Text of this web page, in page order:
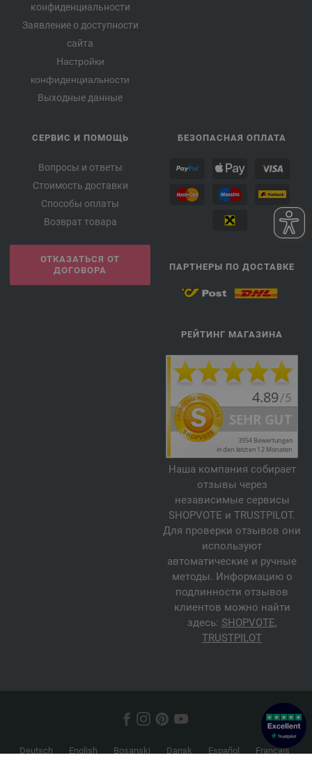
конфиденциальности
Заявление о доступности
сайта
Настройки
конфиденциальности
Выходные данные
СЕРВИС И ПОМОЩЬ
Вопросы и ответы
Стоимость доставки
Способы оплаты
Возврат товара
ОТКАЗАТЬСЯ ОТ
ДОГОВОРА
БЕЗОПАСНАЯ ОПЛАТА
ПАРТНЕРЫ ПО ДОСТАВКЕ
РЕЙТИНГ МАГАЗИНА
Наша компания собирает
отзывы через
независимые сервисы
SHOPVOTE и TRUSTPILOT.
Для проверки отзывов они
используют
автоматические и ручные
методы. Информацию о
подлинности отзывов
клиентов можно найти
здесь: SHOPVOTE,
TRUSTPILOT
Deutsch English Bosanski Dansk Español
Français